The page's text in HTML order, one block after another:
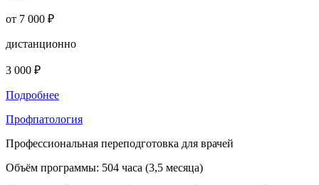
от 7 000 ₽
дистанционно
3 000 ₽
Подробнее
Профпатология
Профессиональная переподготовка для врачей
Объём программы: 504 часа (3,5 месяца)